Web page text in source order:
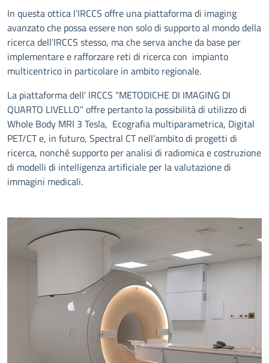
In questa ottica l’IRCCS offre una piattaforma di imaging
avanzato che possa essere non solo di supporto al mondo della
ricerca dell’IRCCS stesso, ma che serva anche da base per
implementare e rafforzare reti di ricerca con impianto
multicentrico in particolare in ambito regionale.
La piattaforma dell’ IRCCS “METODICHE DI IMAGING DI
QUARTO LIVELLO” offre pertanto la possibilità di utilizzo di
Whole Body MRI 3 Tesla, Ecografia multiparametrica, Digital
PET/CT e, in futuro, Spectral CT nell’ambito di progetti di
ricerca, nonché supporto per analisi di radiomica e costruzione
di modelli di intelligenza artificiale per la valutazione di
immagini medicali.